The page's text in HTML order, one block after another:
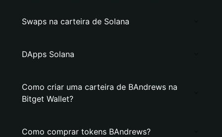
Swaps na carteira de Solana
DApps Solana
Como criar uma carteira de BAndrews na
Bitget Wallet?
Como comprar tokens BAndrews?